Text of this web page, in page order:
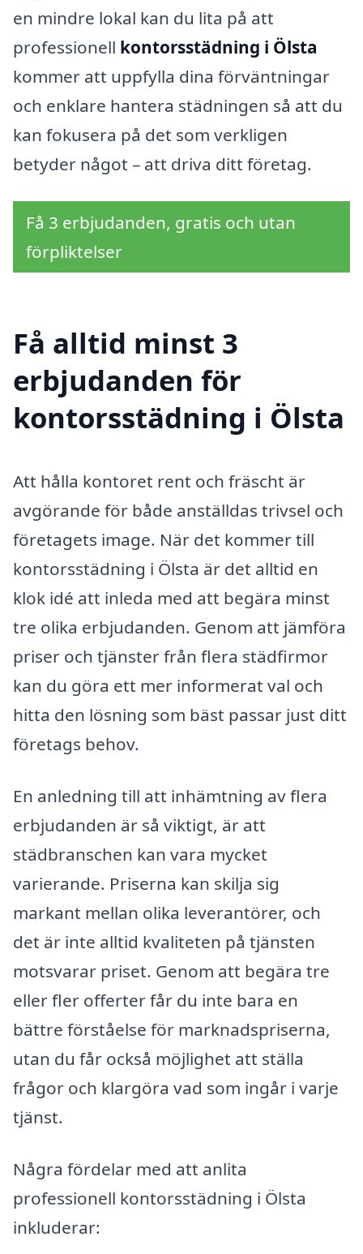
en mindre lokal kan du lita på att
professionell kontorsstädning i Ölsta
kommer att uppfylla dina förväntningar
och enklare hantera städningen så att du
kan fokusera på det som verkligen
betyder något – att driva ditt företag.
Få 3 erbjudanden, gratis och utan
förpliktelser
Få alltid minst 3
erbjudanden för
kontorsstädning i Ölsta
Att hålla kontoret rent och fräscht är
avgörande för både anställdas trivsel och
företagets image. När det kommer till
kontorsstädning i Ölsta är det alltid en
klok idé att inleda med att begära minst
tre olika erbjudanden. Genom att jämföra
priser och tjänster från flera städfirmor
kan du göra ett mer informerat val och
hitta den lösning som bäst passar just ditt
företags behov.
En anledning till att inhämtning av flera
erbjudanden är så viktigt, är att
städbranschen kan vara mycket
varierande. Priserna kan skilja sig
markant mellan olika leverantörer, och
det är inte alltid kvaliteten på tjänsten
motsvarar priset. Genom att begära tre
eller fler offerter får du inte bara en
bättre förståelse för marknadspriserna,
utan du får också möjlighet att ställa
frågor och klargöra vad som ingår i varje
tjänst.
Några fördelar med att anlita
professionell kontorsstädning i Ölsta
inkluderar: